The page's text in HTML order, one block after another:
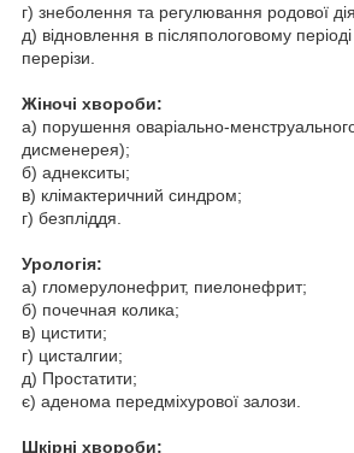
г) знеболення та регулювання родової
д) відновлення в післяпологовому періоді
перерізи.
Жіночі хвороби:
а) порушення оваріально-
дисменерея);
б) аднекситы;
в) клімактеричний синдром;
г) безпліддя.
Урологія:
а) гломерулонефрит, пиелонефрит;
б) почечная колика;
в) цистити;
г) цисталгии;
д) Простатити;
є) аденома передміхурової залози.
Шкірні хвороби: